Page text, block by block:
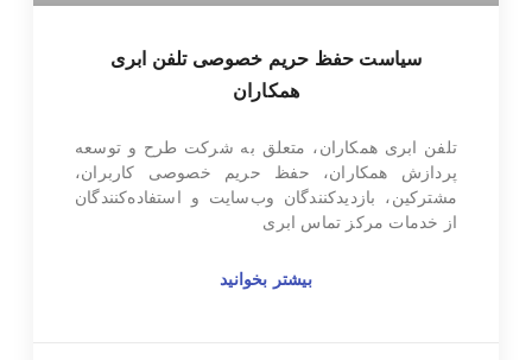
سیاست حفظ حریم خصوصی تلفن ابری
همکاران
تلفن ابری همکاران، متعلق به شرکت طرح و توسعه
پردازش همکاران، حفظ حریم خصوصی کاربران،
مشترکین، بازدیدکنندگان وب‌سایت و استفاده‌کنندگان
از خدمات مرکز تماس ابری
بیشتر بخوانید